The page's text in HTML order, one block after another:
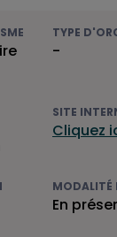
TYPE
-
SITE
Cliquez
MODALITÉ
En